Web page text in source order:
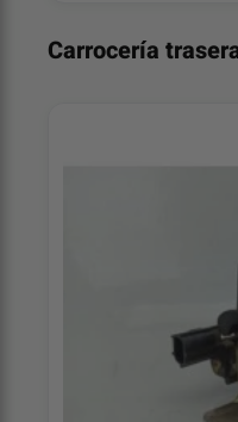
Carrocería